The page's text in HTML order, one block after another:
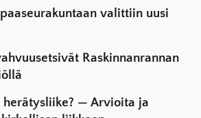
valittiin uusi
Raskinnanrannan
herätysliike? — Arvioita ja